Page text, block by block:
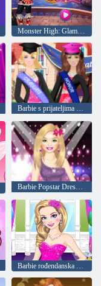
Monster High: Glamour of Venice
Barbie s prijateljima prom
Barbie Popstar Dress Up
Barbie rođendanska odjeća